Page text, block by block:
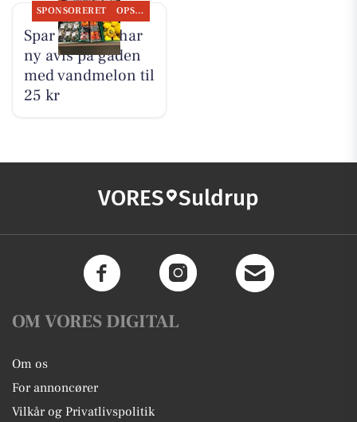
SPONSORERET OPSLAGSTAVLEN
Spar Suldrup har
ny avis på gaden
med vandmelon til
25 kr
VORES Suldrup
OM VORES DIGITAL
Om os
For annoncører
Vilkår og Privatlivspolitik